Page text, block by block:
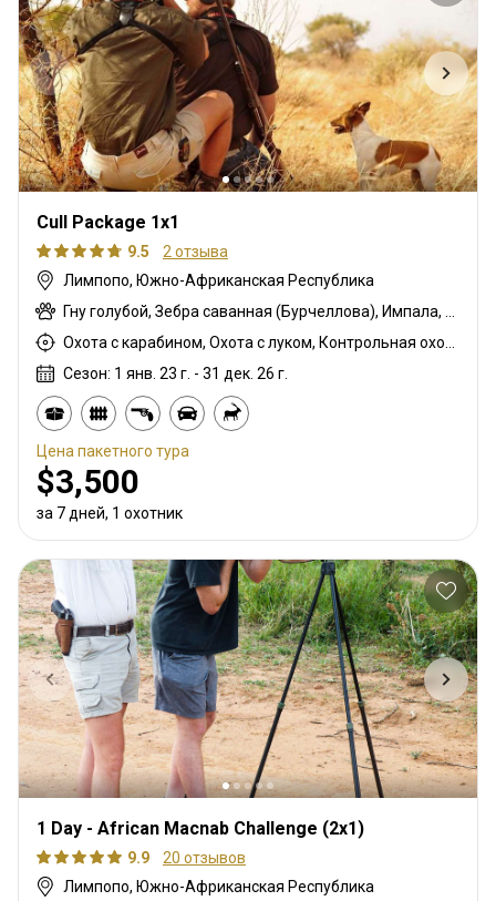
Cull Package 1x1
9.5
2 отзыва
Лимпопо, Южно-Африканская Республика
Сезон: 1 янв. 23 г. - 31 дек. 26 г.
Цена пакетного тура
$3,500
за 7 дней, 1 охотник
1 Day - African Macnab Challenge (2x1)
9.9
20 отзывов
Лимпопо, Южно-Африканская Республика